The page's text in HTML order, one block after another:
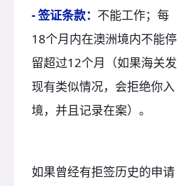
- 签证条款： 不能工作；每
18个月内在澳洲境内不能停
留超过12个月（如果海关发
现有类似情况，会拒绝你入
境，并且记录在案）。
如果曾经有拒签历史的申请